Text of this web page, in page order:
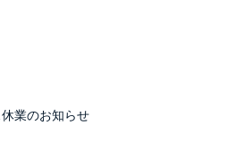
業のお知らせ